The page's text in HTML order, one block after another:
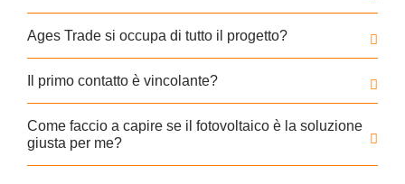
Ages Trade si occupa di tutto il progetto?
Il primo contatto è vincolante?
Come faccio a capire se il fotovoltaico è la soluzione
giusta per me?